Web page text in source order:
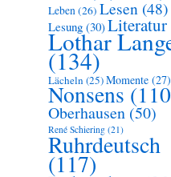
Leben(26) Lesen (48)
Lesung (30)Literatur
Lothar
(134)
Lächeln (25)Momente (27)
Nonsens
Oberhausen (50)
René Schiering (21)
Ruhrdeutsch
(117)